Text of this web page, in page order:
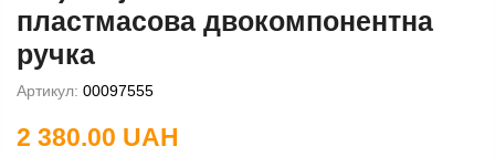
пластмасова двокомпонентна
ручка
Артикул: 00097555
2 380.00 UAH